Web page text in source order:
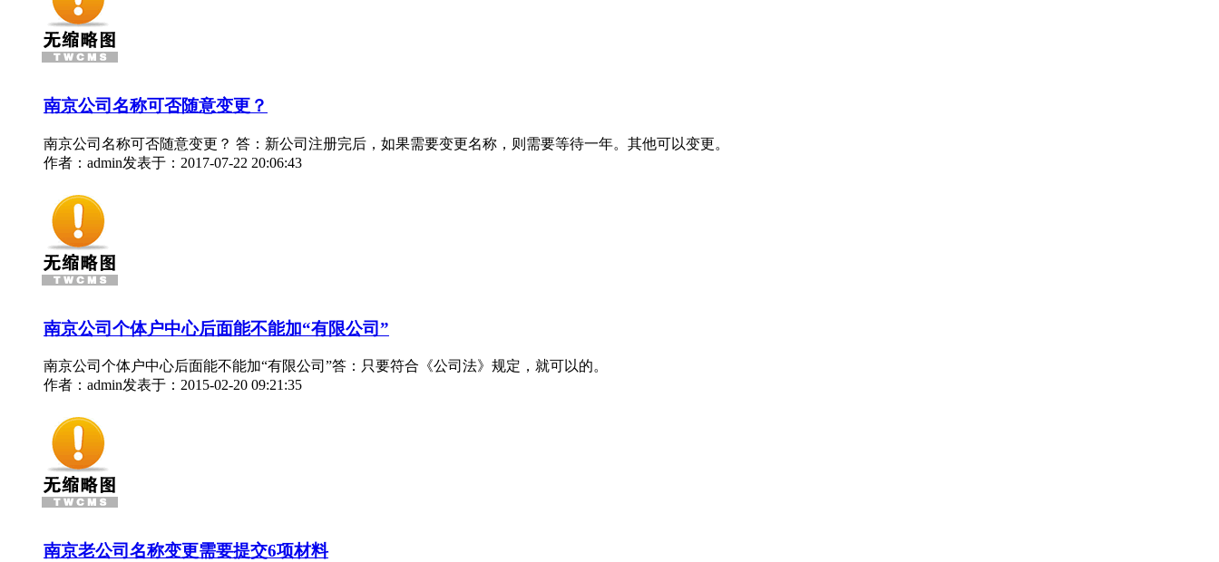
南京公司名称可否随意变更？
南京公司名称可否随意变更？ 答：新公司注册完后，如果需要变更名称，则需要等待一年。其他可以变更。
作者：admin发表于：2017-07-22 20:06:43
南京公司个体户中心后面能不能加“有限公司”
南京公司个体户中心后面能不能加“有限公司”答：只要符合《公司法》规定，就可以的。
作者：admin发表于：2015-02-20 09:21:35
南京老公司名称变更需要提交6项材料